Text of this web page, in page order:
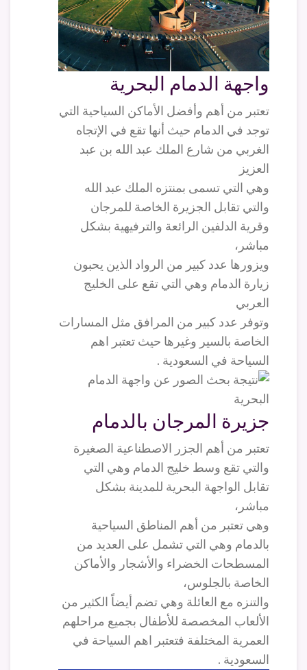
واجهة الدمام البحرية
تعتبر من أهم وأفضل الأماكن السياحية التي
توجد في الدمام حيث أنها تقع في الإتجاه
الغربي من شارع الملك عبد الله بن عبد
العزيز
وهي التي تسمى بمنتزه الملك عبد الله
والتي تقابل الجزيرة الخاصة للمرجان
وقرية الدلفين الرائعة والترفيهية بشكل
مباشر،
ويزورها عدد كبير من الرواد الذين يحبون
زيارة الدمام وهي التي تقع على الخليج
العربي
وتوفر عدد كبير من المرافق مثل المسارات
الخاصة بالسير وغيرها حيث تعتبر اهم
السياحة في السعودية .
جزيرة المرجان بالدمام
تعتبر من أهم الجزر الاصطناعية الصغيرة
والتي تقع وسط خليج الدمام وهي التي
تقابل الواجهة البحرية للمدينة بشكل
مباشر،
وهي تعتبر من أهم المناطق السياحية
بالدمام وهي التي تشمل على العديد من
المسطحات الخضراء والأشجار والأماكن
الخاصة بالجلوس،
والتنزه مع العائلة وهي تضم أيضاً الكثير من
الألعاب المخصصة للأطفال بجميع مراحلهم
العمرية المختلفة فتعتبر اهم السياحة في
السعودية .